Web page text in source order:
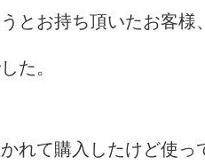
とお持ち頂いたお客様
た。
れて購入したけど使っ